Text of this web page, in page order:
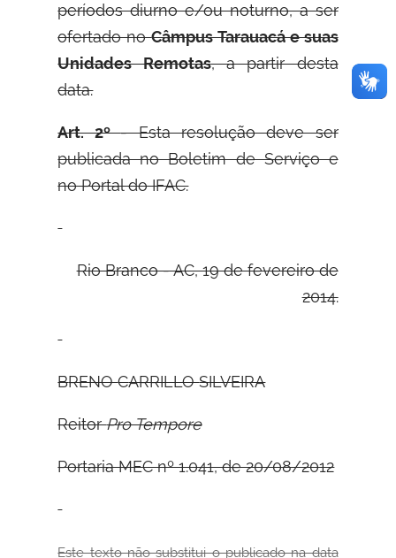
períodos diurno e/ou noturno, a ser
ofertado noCâmpus Tarauacá e suas
Unidades Remotas, a partir desta
data.
Art. 2º- Esta resolução deve ser
publicada no Boletim de Serviço e
no Portal do IFAC.
Rio Branco - AC, 19 de fevereiro de
2014.
BRENOCARRILLOSILVEIRA
ReitorPro Tempore
Portaria MEC nº 1.041, de 20/08/2012
Este texto não substitui o publicado na data